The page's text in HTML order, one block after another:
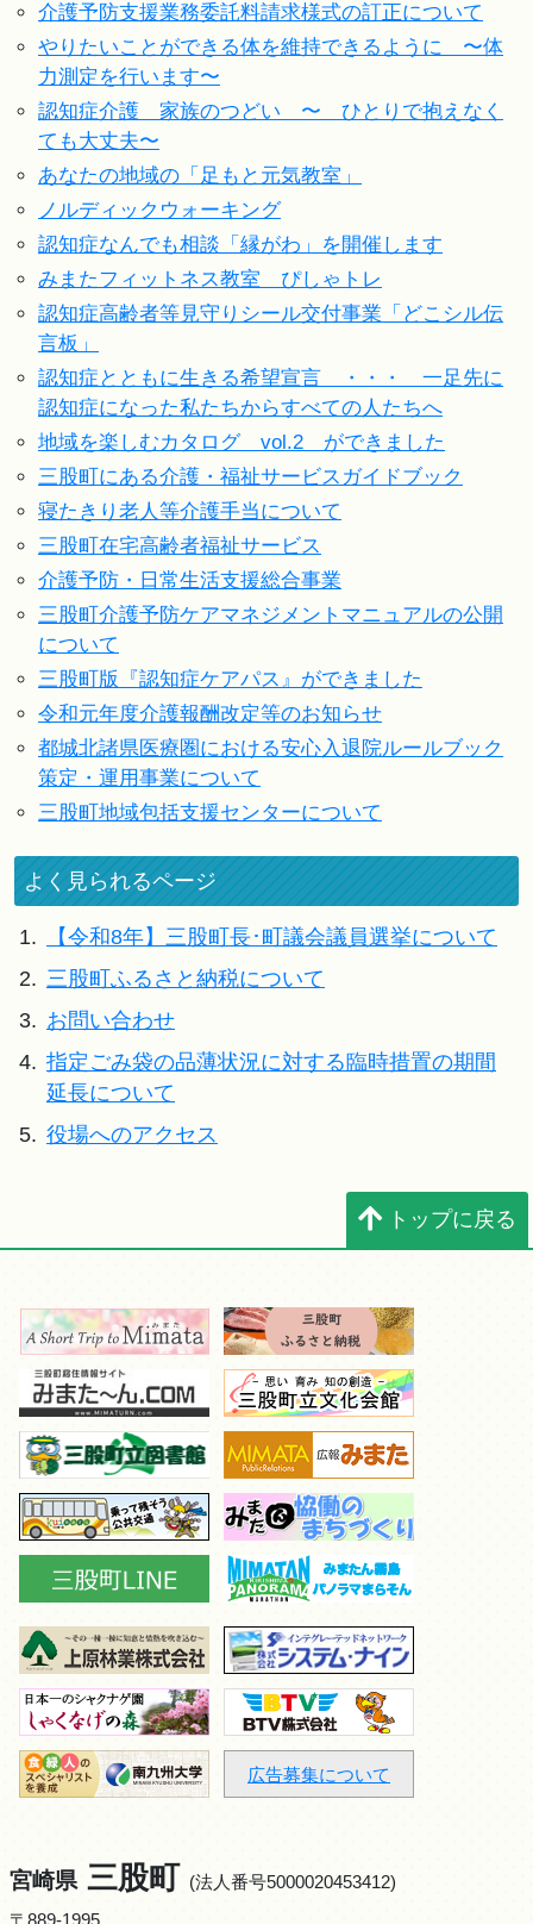
介護予防支援業務委託料請求様式の訂正について
やりたいことができる体を維持できるように 〜体
力測定を行います〜
認知症介護 家族のつどい 〜 ひとりで抱えなく
ても大丈夫〜
あなたの地域の「足もと元気教室」
ノルディックウォーキング
認知症なんでも相談「縁がわ」を開催します
みまたフィットネス教室 ぴしゃトレ
認知症高齢者等見守りシール交付事業「どこシル伝
言板」
認知症とともに生きる希望宣言 ・・・ 一足先に
認知症になった私たちからすべての人たちへ
地域を楽しむカタログ vol.2 ができました
三股町にある介護・福祉サービスガイドブック
寝たきり老人等介護手当について
三股町在宅高齢者福祉サービス
介護予防・日常生活支援総合事業
三股町介護予防ケアマネジメントマニュアルの公開
について
三股町版『認知症ケアパス』ができました
令和元年度介護報酬改定等のお知らせ
都城北諸県医療圏における安心入退院ルールブック
策定・運用事業について
三股町地域包括支援センターについて
よく見られるページ
1.
【令和8年】三股町長･町議会議員選挙について
2. 三股町ふるさと納税について
3. お問い合わせ
4. 指定ごみ袋の品薄状況に対する臨時措置の期間
延長について
5. 役場へのアクセス
トップに戻る
広告募集について
宮崎県 三股町 (法人番号5000020453412)